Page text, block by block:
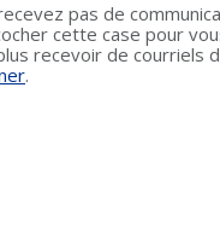
pas de
cette case pour
recevoir de courriels
.